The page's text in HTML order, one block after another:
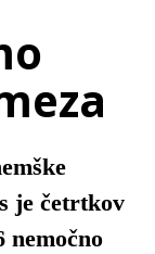
je četrtkov
nemočno